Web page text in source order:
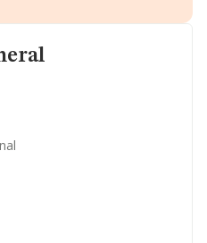
complementaria.